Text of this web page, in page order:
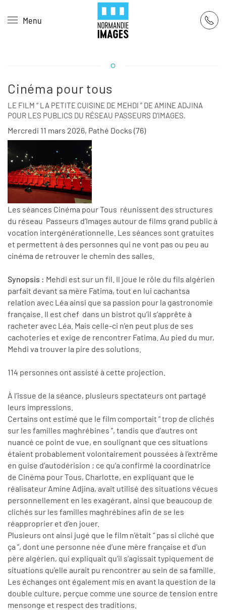
Skip to main content
Menu
Cinéma pour tous
LE FILM “ LA PETITE CUISINE DE MEHDI ” DE AMINE ADJINA
POUR LES PUBLICS DU RÉSEAU PASSEURS D’IMAGES.
Mercredi 11 mars 2026, Pathé Docks (76)
Les séances Cinéma pour Tous réunissent des structures
du réseau Passeurs d’Images autour de films grand public à
vocation intergénérationnelle. Les séances sont gratuites
et permettent à des personnes qui ne vont pas ou peu au
cinéma de retrouver le chemin des salles.
Synopsis : Mehdi est sur un fil. Il joue le rôle du fils algérien
parfait devant sa mère Fatima, tout en lui cachantsa
relation avec Léa ainsi que sa passion pour la gastronomie
française. Il est chef dans un bistrot qu’il s’apprête à
racheter avec Léa. Mais celle-ci n’en peut plus de ses
cachoteries et exige de rencontrer Fatima. Au pied du mur,
Mehdi va trouver la pire des solutions.
114 personnes ont assisté à cette projection.
À l’issue de la séance, plusieurs spectateurs ont partagé
leurs impressions.
Certains ont estimé que le film comportait “ trop de clichés
sur les familles maghrébines ”, tandis que d’autres ont
nuancé ce point de vue, en soulignant que ces situations
étaient probablement volontairement poussées à l’extrême
en guise d’autodérision ; ce qu’a confirmé la coordinatrice
de Cinéma pour Tous, Charlotte, en expliquant que le
réalisateur Amine Adjina, avait utilisé des situations vécues
personnellement en les exagérant, ainsi que beaucoup de
clichés sur les familles maghrébines afin de se les
réapproprier et d’en jouer.
Plusieurs ont ainsi jugé que le film n’était “ pas si cliché que
ça ”, dont une personne née d’une mère française et d’un
père algérien, qui expliquait qu’il s’agissait typiquement de
situations qu’elle aurait pu rencontrer au sein de sa famille.
Les échanges ont également mis en avant la question de la
double culture, perçue comme une source de tension entre
mensonge et respect des traditions.
Panneau de gestion des cookies